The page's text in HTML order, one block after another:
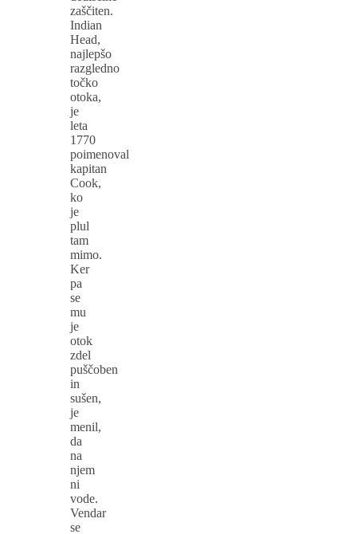
zaščiten.
Indian
Head,
najlepšo
razgledno
točko
otoka,
je
leta
1770
poimenoval
kapitan
Cook,
ko
je
plul
tam
mimo.
Ker
pa
se
mu
je
otok
zdel
puščoben
in
sušen,
je
menil,
da
na
njem
ni
vode.
Vendar
se